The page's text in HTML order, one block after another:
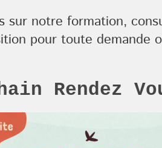
sur notre formation, c
pour toute demande
Rendez